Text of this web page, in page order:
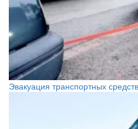
Эвакуация транспортных